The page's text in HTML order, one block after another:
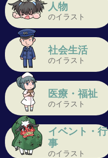
人物
のイラスト
社会生活
のイラスト
医療・福祉
のイラスト
イベント・行
事
のイラスト